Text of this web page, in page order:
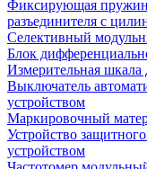
Фиксирующая
разъединителя с
Селективный
Блок
Измерительная шкала
Выключатель
устройством
Маркировочный
Устройство
устройством